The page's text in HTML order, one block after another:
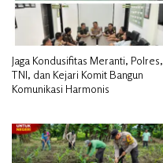
Jaga Kondusifitas Meranti, Polres,
TNI, dan Kejari Komit Bangun
Komunikasi Harmonis